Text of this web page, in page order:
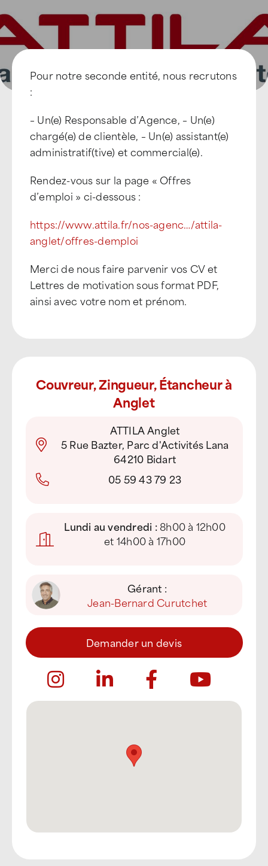
Pour notre seconde entité, nous recrutons
:
– Un(e) Responsable d’Agence, – Un(e)
chargé(e) de clientèle, – Un(e) assistant(e)
administratif(tive) et commercial(e).
Rendez-vous sur la page « Offres
d’emploi » ci-dessous :
https://www.attila.fr/nos-agenc…/attila-
anglet/offres-demploi
Merci de nous faire parvenir vos CV et
Lettres de motivation sous format PDF,
ainsi avec votre nom et prénom.
Couvreur, Zingueur, Étancheur à
Anglet
ATTILA Anglet
5 Rue Bazter, Parc d'Activités Lana
64210 Bidart
05 59 43 79 23
Lundi au vendredi :8h00 à 12h00
et 14h00 à 17h00
Gérant :
Jean-Bernard Curutchet
Demander un devis